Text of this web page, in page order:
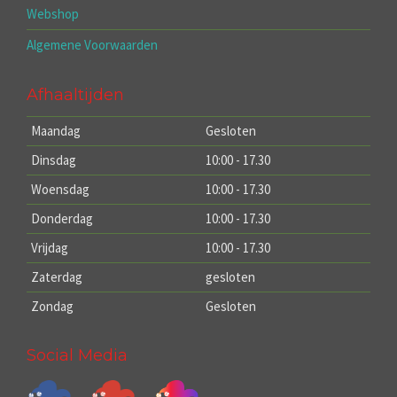
Webshop
Algemene Voorwaarden
Afhaaltijden
Maandag
Gesloten
Dinsdag
10:00 - 17.30
Woensdag
10:00 - 17.30
Donderdag
10:00 - 17.30
Vrijdag
10:00 - 17.30
Zaterdag
gesloten
Zondag
Gesloten
Social Media